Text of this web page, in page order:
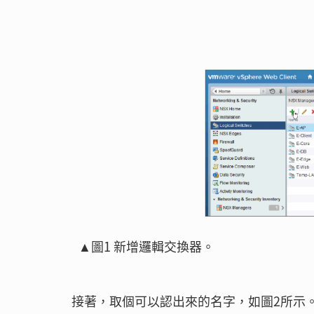
▲圖1 新增邏輯交換器。
接著，取個可以認出來的名字，如圖2所示